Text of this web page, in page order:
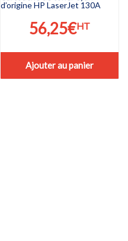
d’origine HP LaserJet 130A
56,25€HT
Ajouter au panier